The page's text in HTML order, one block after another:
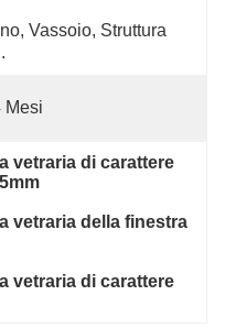
Vassoio, Struttura
Mesi
vetraria di carattere
vetraria della finestra
vetraria di carattere